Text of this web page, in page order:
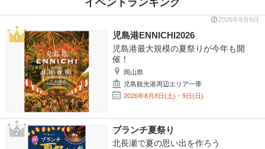
イベントランキング
2026年8月8日
児島港ENNICHI2026
児島港最大規模の夏祭りが今年も開
催！
岡山県
児島観光港周辺エリア一帯
2026年8月8日(土)・9日(日)
ブランチ夏祭り
北長瀬で夏の思い出を作ろう